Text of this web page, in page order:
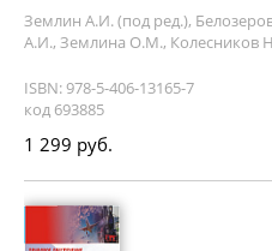
Землин А.И. (под ред.),
А.И., Землина О.М., Колесников
ISBN: 978-5-406-13165-7
код 693885
1 299 руб.